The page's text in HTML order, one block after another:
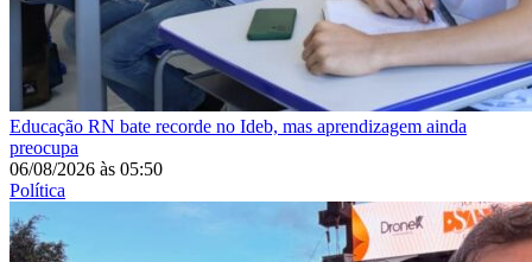
Educação RN bate recorde no Ideb, mas aprendizagem ainda
preocupa
06/08/2026 às 05:50
Política